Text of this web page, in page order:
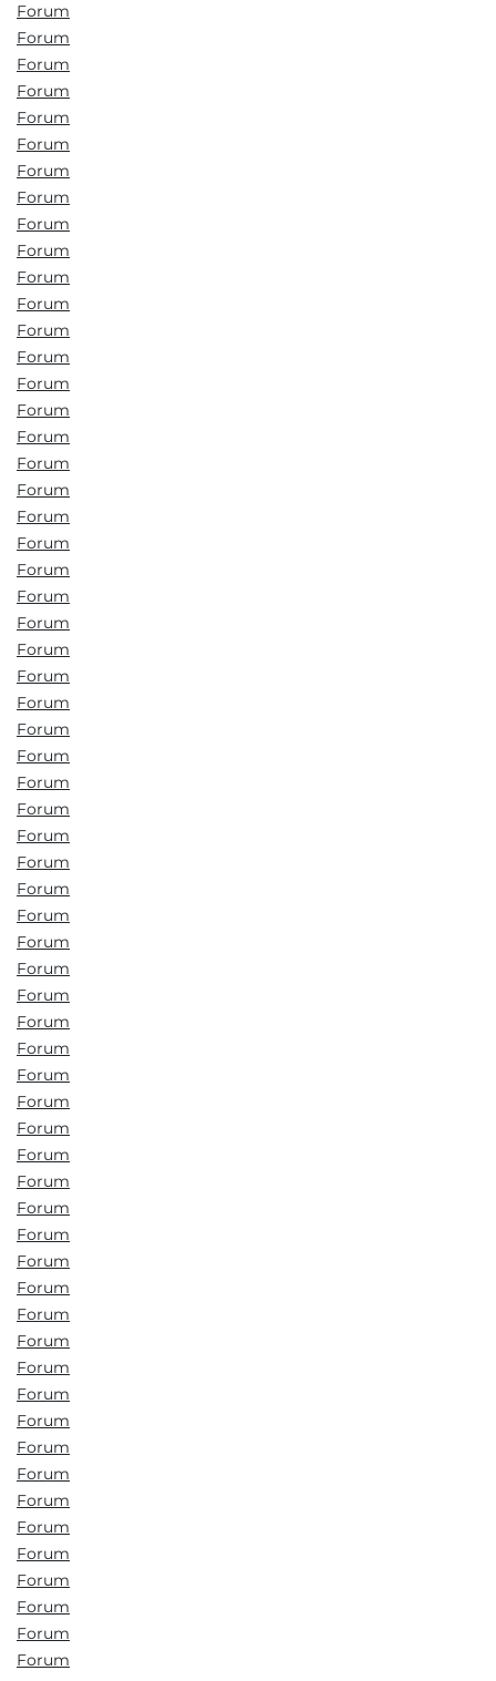
Forum
Forum
Forum
Forum
Forum
Forum
Forum
Forum
Forum
Forum
Forum
Forum
Forum
Forum
Forum
Forum
Forum
Forum
Forum
Forum
Forum
Forum
Forum
Forum
Forum
Forum
Forum
Forum
Forum
Forum
Forum
Forum
Forum
Forum
Forum
Forum
Forum
Forum
Forum
Forum
Forum
Forum
Forum
Forum
Forum
Forum
Forum
Forum
Forum
Forum
Forum
Forum
Forum
Forum
Forum
Forum
Forum
Forum
Forum
Forum
Forum
Forum
Forum